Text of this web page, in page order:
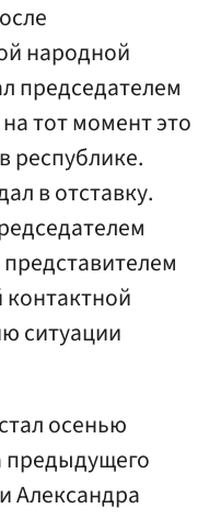
народной
председателем
тот момент это
республике.
в отставку.
контактной
ситуации
осенью
предыдущего
Александра